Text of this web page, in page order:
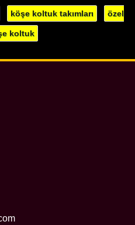
köşe koltuk takımları özel
koltuk